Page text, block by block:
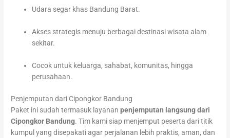
Udara segar khas Bandung Barat.
Akses strategis menuju berbagai destinasi wisata alam
sekitar.
Cocok untuk keluarga, sahabat, komunitas, hingga
perusahaan.
Penjemputan dari Cipongkor Bandung
Paket ini sudah termasuk layananpenjemputan langsung dari
Cipongkor Bandung. Tim kami siap menjemput peserta dari titik
kumpul yang disepakati agar perjalanan lebih praktis, aman, dan